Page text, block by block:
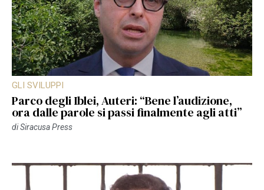
GLI SVILUPPI
Parco degli Iblei, Auteri: “Bene l’audizione,
ora dalle parole si passi finalmente agli atti”
diSiracusa Press